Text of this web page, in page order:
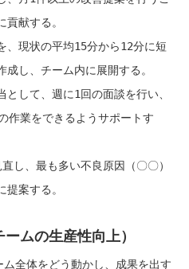
貢献する。
、現状の平均15分から12分に短
し、チーム内に展開する。
して、週に1回の面談を行い、
作業をできるようサポートす
し、最も多い不良原因（〇〇）
案する。
ムの生産性向上）
全体をどう動かし、成果を出す